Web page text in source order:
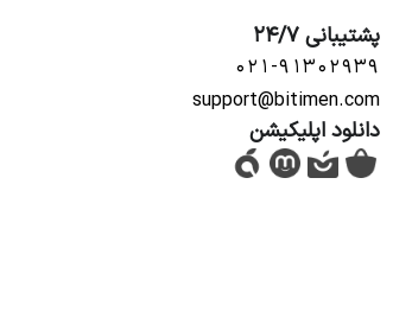
پشتیبانی 24/7
۰۲۱-۹۱۳۰۲۹۳۹
support@bitimen.com
دانلود اپلیکیشن